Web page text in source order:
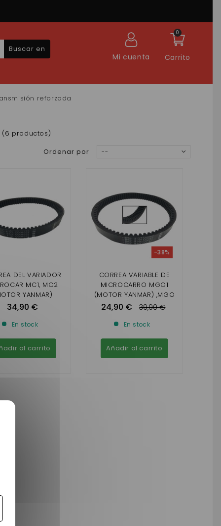
Carrito
0
Mi cuenta
Buscar en
reforzada
(6 productos)
Ordenar por
--
DEL VARIADOR
MC1, MC2
YANMAR)
REFORZADA
34,90 €
En stock
al carrito
CORREA VARIABLE DE
MICROCARRO MGO1
(MOTOR YANMAR) ,MGO
2 (MOTOR PROGRESS,
(MOTOR PROGRESS, DCI
24,90 €
-38%
39,90 €
En stock
Añadir al carrito